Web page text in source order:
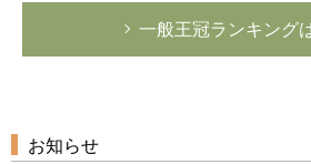
一般王冠ランキング
お知らせ